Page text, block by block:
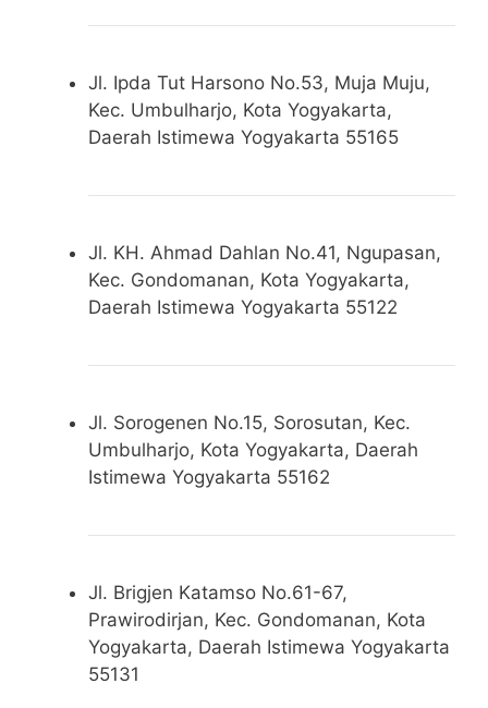
Jl. Ipda Tut Harsono No.53, Muja Muju,
Kec. Umbulharjo, Kota Yogyakarta,
Daerah Istimewa Yogyakarta 55165
Jl. KH. Ahmad Dahlan No.41, Ngupasan,
Kec. Gondomanan, Kota Yogyakarta,
Daerah Istimewa Yogyakarta 55122
Jl. Sorogenen No.15, Sorosutan, Kec.
Umbulharjo, Kota Yogyakarta, Daerah
Istimewa Yogyakarta 55162
Jl. Brigjen Katamso No.61-67,
Prawirodirjan, Kec. Gondomanan, Kota
Yogyakarta, Daerah Istimewa Yogyakarta
55131